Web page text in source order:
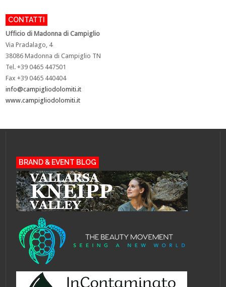
CONTATTI
Ufficio di Madonna di Campiglio
Via Pradalago, 4
38086 Madonna di Campiglio TN
Tel. +39 0465 447501
Fax +39 0465 440404
info@campigliodolomiti.it
www.campigliodolomiti.it
BRAND & EVENT BLOG